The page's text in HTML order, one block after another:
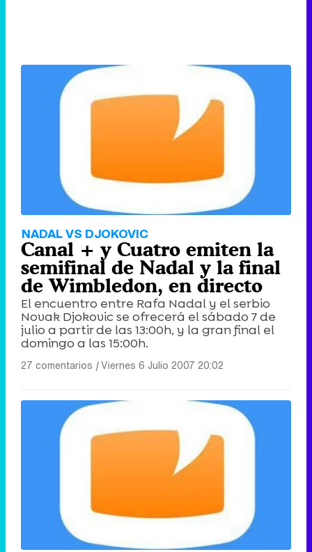
NADAL VS DJOKOVIC
Canal + y Cuatro emiten la
semifinal de Nadal y la final
de Wimbledon, en directo
El encuentro entre Rafa Nadal y el serbio
Novak Djokovic se ofrecerá el sábado 7 de
julio a partir de las 13:00h, y la gran final el
domingo a las 15:00h.
27 comentarios |Viernes 6 Julio 2007 20:02